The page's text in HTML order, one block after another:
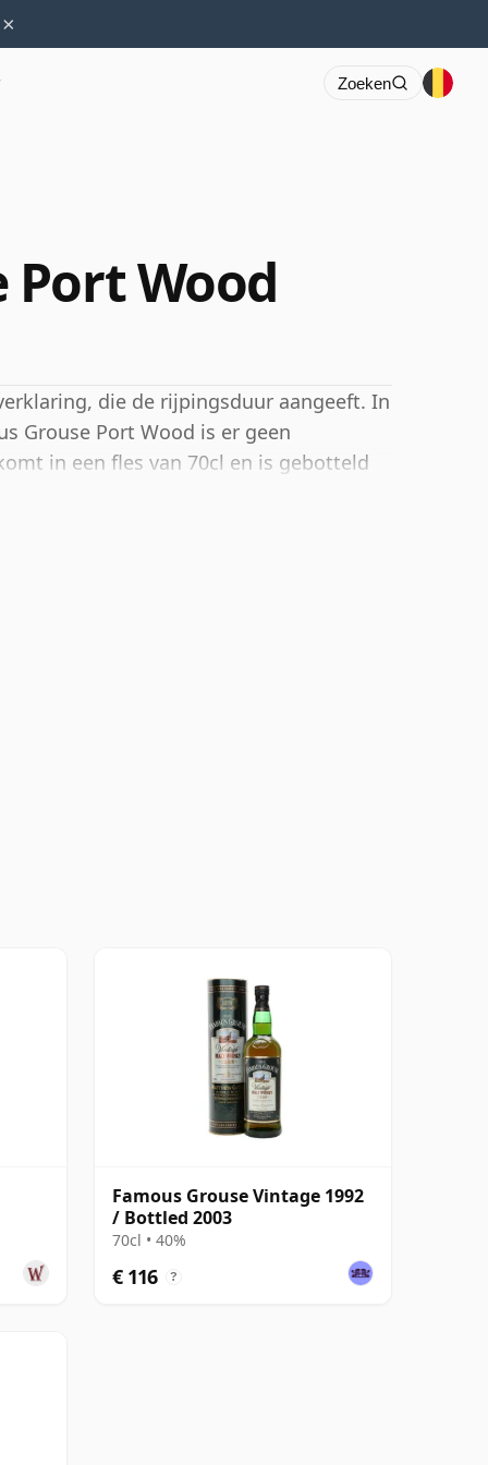
×
Zoeken
Port Wood
die de rijpingsduur aangeeft. In
Grouse Port Wood is er geen
in een fles van 70cl en is gebotteld
Famous Grouse Vintage 1992
/ Bottled 2003
70cl • 40%
€ 116 ?